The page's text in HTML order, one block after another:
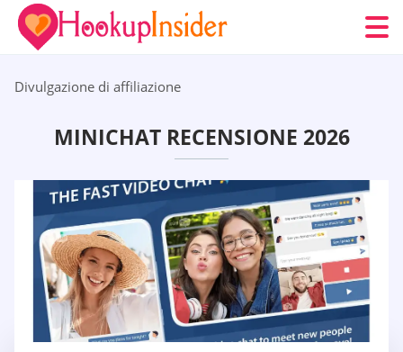
Divulgazione di affiliazione
MINICHAT RECENSIONE 2026